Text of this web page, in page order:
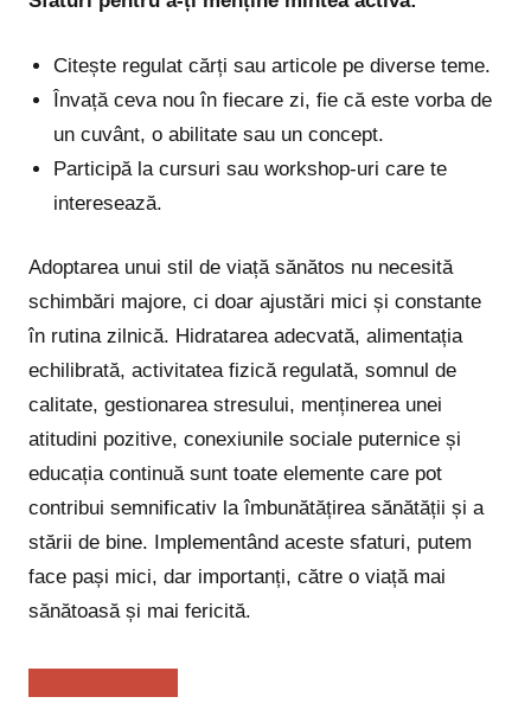
Citește regulat cărți sau articole pe diverse teme.
Învață ceva nou în fiecare zi, fie că este vorba de
un cuvânt, o abilitate sau un concept.
Participă la cursuri sau workshop-uri care te
interesează.
Adoptarea unui stil de viață sănătos nu necesită
schimbări majore, ci doar ajustări mici și constante
în rutina zilnică. Hidratarea adecvată, alimentația
echilibrată, activitatea fizică regulată, somnul de
calitate, gestionarea stresului, menținerea unei
atitudini pozitive, conexiunile sociale puternice și
educația continuă sunt toate elemente care pot
contribui semnificativ la îmbunătățirea sănătății și a
stării de bine. Implementând aceste sfaturi, putem
face pași mici, dar importanți, către o viață mai
sănătoasă și mai fericită.